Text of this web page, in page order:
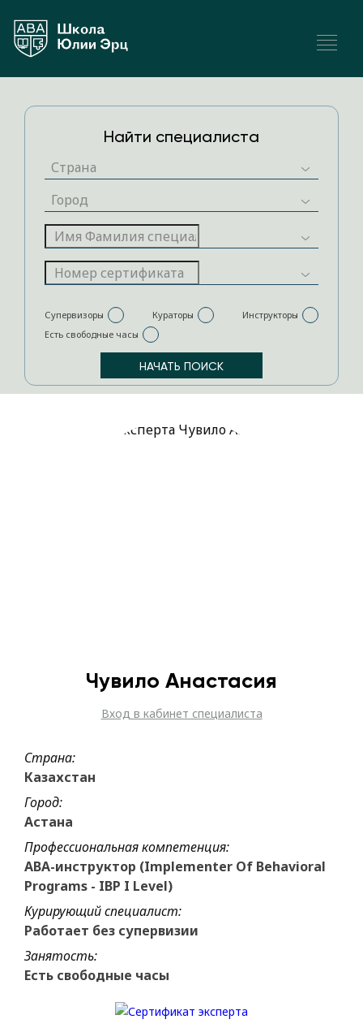
Найти специалиста
Супервизоры Кураторы
Инструкторы
Есть свободные часы
Чувило Анастасия
Вход в кабинет специалиста
Страна:
Казахстан
Город:
Астана
Профессиональная компетенция:
ABA-инструктор (Implementer Of Behavioral
Programs - IBP I Level)
Курирующий специалист:
Работает без супервизии
Занятость:
Есть свободные часы